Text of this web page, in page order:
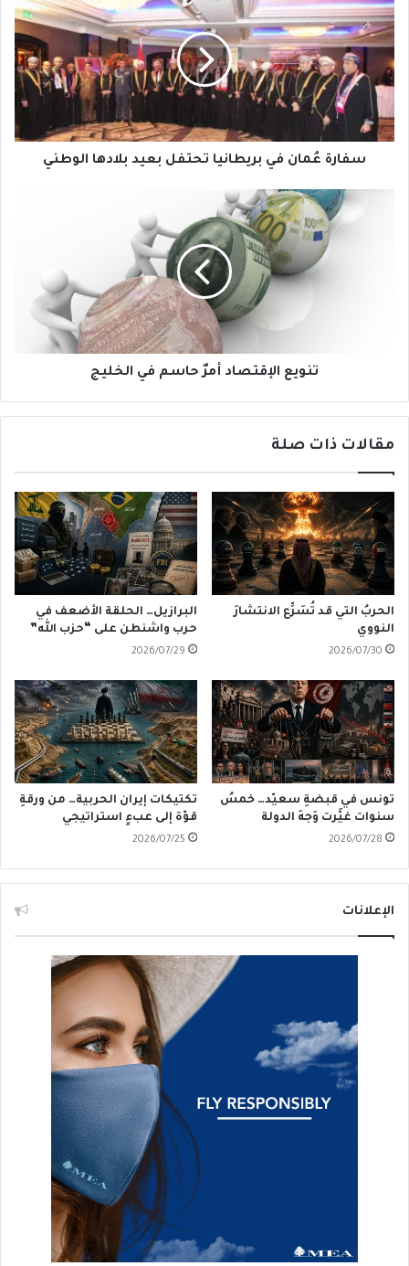
عُمان
في
بريطانيا
تحتفل
بعيد
بلادها
الوطني
سفارة عُمان في بريطانيا تحتفل بعيد بلادها الوطني
تنويع الإقتصاد أمرٌ حاسم في الخليج
مقالات ذات صلة
الحربُ التي قد تُسَرِّع الانتشارَ
النووي
2026/07/30
البرازيل… الحلقة الأضعف في
حرب واشنطن على “حزب الله”
2026/07/29
تونس في قبضةِ سعيّد… خمسُ
سنوات غيَّرت وَجهَ الدولة
2026/07/28
تكتيكات إيران الحربية… من ورقةِ
قوّة إلى عبءٍ استراتيجي
2026/07/25
الإعلانات